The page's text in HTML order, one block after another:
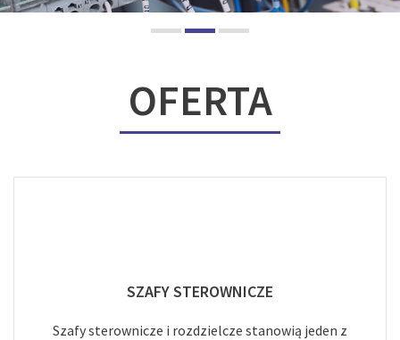
OFERTA
SZAFY STEROWNICZE
Szafy sterownicze i rozdzielcze stanowią jeden z